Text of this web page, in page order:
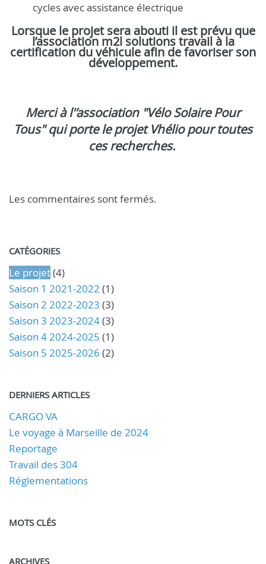
cycles avec assistance électrique
Lorsque le projet sera abouti il est prévu que
l’association m2l solutions travail à la
certification du véhicule afin de favoriser son
développement.
Merci à l'’association "Vélo Solaire Pour
Tous" qui porte le projet Vhélio pour toutes
ces recherches.
Les commentaires sont fermés.
CATÉGORIES
Le projet(4)
Saison 1 2021-2022 (1)
Saison 2 2022-2023 (3)
Saison 3 2023-2024(3)
Saison 4 2024-2025 (1)
Saison 5 2025-2026 (2)
DERNIERS ARTICLES
CARGO VA
Le voyage à Marseille de 2024
Reportage
Travail des 304
Réglementations
MOTS CLÉS
ARCHIVES